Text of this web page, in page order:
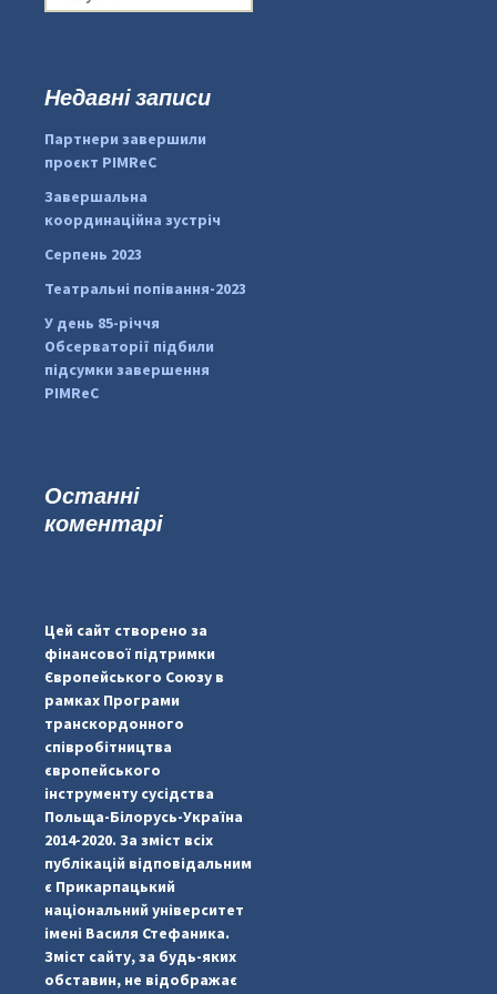
#PipIvanToday
pimrec_project
о
:Недавні записи
Партнери завершили
проєкт PIMReC
Завершальна
координаційна зустріч
Серпень 2023
Театральні попівання-2023
У день 85-річчя
Обсерваторії підбили
підсумки завершення
PIMReC
Останні
коментарі
Цей сайт створено за
фінансової підтримки
Європейського Союзу в
рамках Програми
транскордонного
співробітництва
європейського
інструменту сусідства
Польща-Білорусь-Україна
2014-2020. За зміст всіх
публікацій відповідальним
є Прикарпацький
національний університет
імені Василя Стефаника.
Зміст сайту, за будь-яких
обставин, не відображає